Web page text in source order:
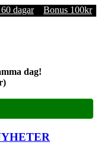
dagar Bonus 100kr
dag!